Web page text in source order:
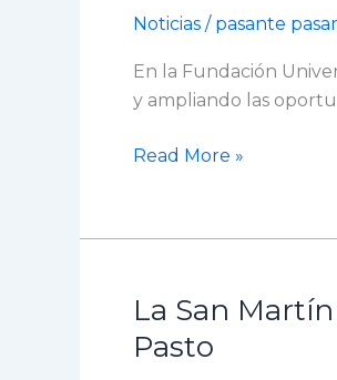
Noticias / pasante
En la Fundación
y ampliando las
del
institucional
de
Rectoría
Read More »
La San
Pasto
La
San
Martín